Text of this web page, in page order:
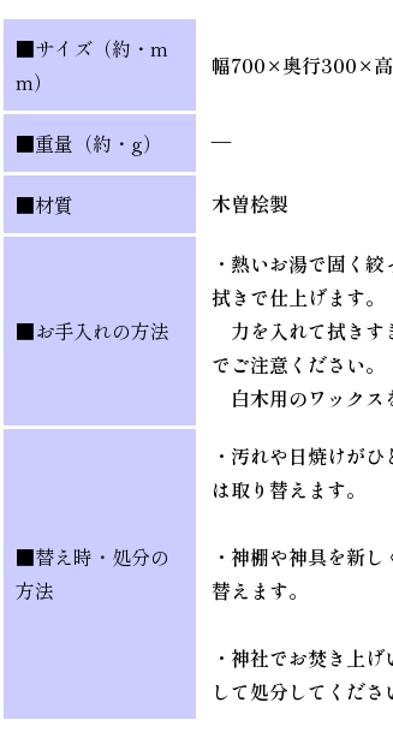
■サイズ（約・m
m）
幅700×奥行300×
■重量（約・g） —
■材質 木曽桧製
■お手入れの方法
・熱いお湯で固く
拭きで仕上げます。
力を入れて拭きす
でご注意ください。
白木用のワックス
■替え時・処分の
方法
・汚れや日焼けが
は取り替えます。
・神棚や神具を新
替えます。
・神社でお焚き上
して処分してくださ